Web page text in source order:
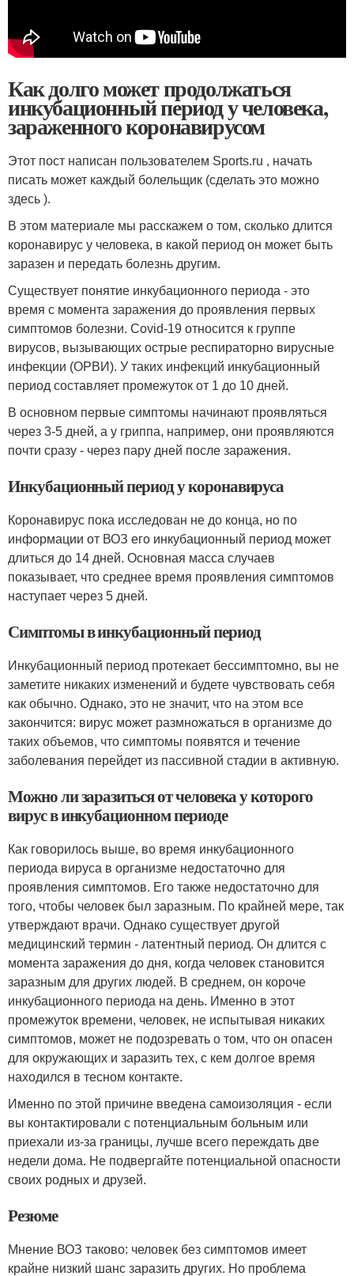
Как долго может продолжаться
инкубационный период у человека,
зараженного коронавирусом
Этот пост написан пользователем Sports.ru , начать
писать может каждый болельщик (сделать это можно
здесь ).
В этом материале мы расскажем о том, сколько длится
коронавирус у человека, в какой период он может быть
заразен и передать болезнь другим.
Существует понятие инкубационного периода - это
время с момента заражения до проявления первых
симптомов болезни. Covid-19 относится к группе
вирусов, вызывающих острые респираторно вирусные
инфекции (ОРВИ). У таких инфекций инкубационный
период составляет промежуток от 1 до 10 дней.
В основном первые симптомы начинают проявляться
через 3-5 дней, а у гриппа, например, они проявляются
почти сразу - через пару дней после заражения.
Инкубационный период у коронавируса
Коронавирус пока исследован не до конца, но по
информации от ВОЗ его инкубационный период может
длиться до 14 дней. Основная масса случаев
показывает, что среднее время проявления симптомов
наступает через 5 дней.
Симптомы в инкубационный период
Инкубационный период протекает бессимптомно, вы не
заметите никаких изменений и будете чувствовать себя
как обычно. Однако, это не значит, что на этом все
закончится: вирус может размножаться в организме до
таких объемов, что симптомы появятся и течение
заболевания перейдет из пассивной стадии в активную.
Можно ли заразиться от человека у которого
вирус в инкубационном периоде
Как говорилось выше, во время инкубационного
периода вируса в организме недостаточно для
проявления симптомов. Его также недостаточно для
того, чтобы человек был заразным. По крайней мере, так
утверждают врачи. Однако существует другой
медицинский термин - латентный период. Он длится с
момента заражения до дня, когда человек становится
заразным для других людей. В среднем, он короче
инкубационного периода на день. Именно в этот
промежуток времени, человек, не испытывая никаких
симптомов, может не подозревать о том, что он опасен
для окружающих и заразить тех, с кем долгое время
находился в тесном контакте.
Именно по этой причине введена самоизоляция - если
вы контактировали с потенциальным больным или
приехали из-за границы, лучше всего переждать две
недели дома. Не подвергайте потенциальной опасности
своих родных и друзей.
Резюме
Мнение ВОЗ таково: человек без симптомов имеет
крайне низкий шанс заразить других. Но проблема